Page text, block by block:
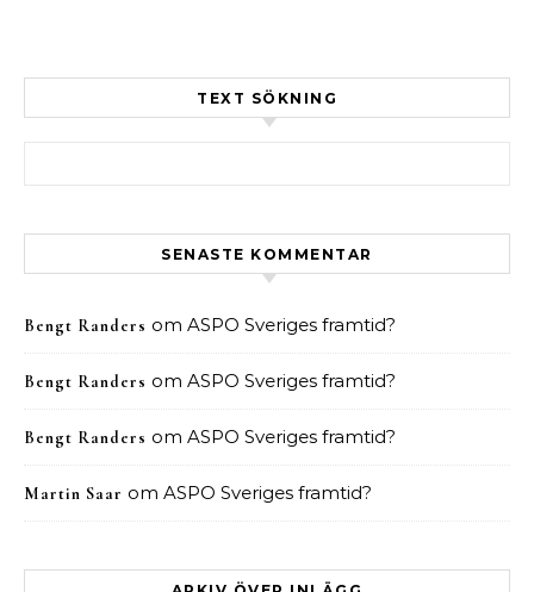
TEXT SÖKNING
SENASTE KOMMENTAR
Bengt Randers om ASPO Sveriges framtid?
Bengt Randers om ASPO Sveriges framtid?
Bengt Randers om ASPO Sveriges framtid?
Martin Saar om ASPO Sveriges framtid?